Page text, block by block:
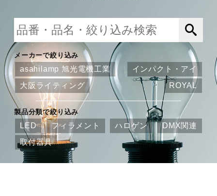
メーカーで絞り込み
asahilamp 旭光電機工業
インパクト・アイ
大阪ライティング
ROYAL
製品分類で絞り込み
LED フィラメント ハロゲン
DMX関連
取付器具